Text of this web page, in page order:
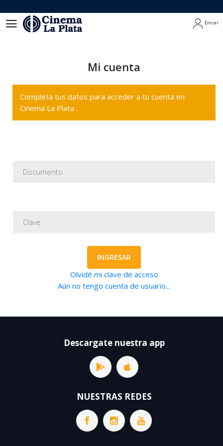
Entrar
Mi cuenta
Completa tus datos para acceder a tu cuenta en
Cinema La Plata .
INGRESAR
Olvidé mi clave de acceso
Aún no tengo cuenta de usuario...
Descargate nuestra app
NUESTRAS REDES